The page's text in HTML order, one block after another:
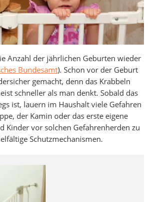
Anzahl der jährlichen Geburten wieder
Bundesamt). Schon vor der Geburt
gemacht, denn das Krabbeln
schneller als man denkt. Sobald das
ist, lauern im Haushalt viele Gefahren
der Kamin oder das erste eigene
Kinder vor solchen Gefahrenherden zu
Schutzmechanismen.